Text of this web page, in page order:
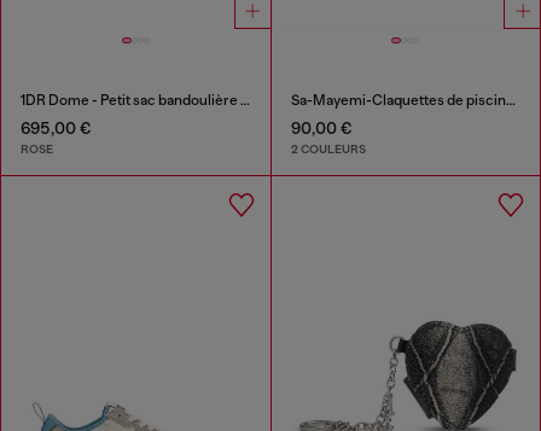
1DR Dome - Petit sac bandoulière en Lurex cristal
695,00 €
ROSE
Sa-Mayemi-Claquettes de piscine avec logo 3D
90,00 €
2 COULEURS